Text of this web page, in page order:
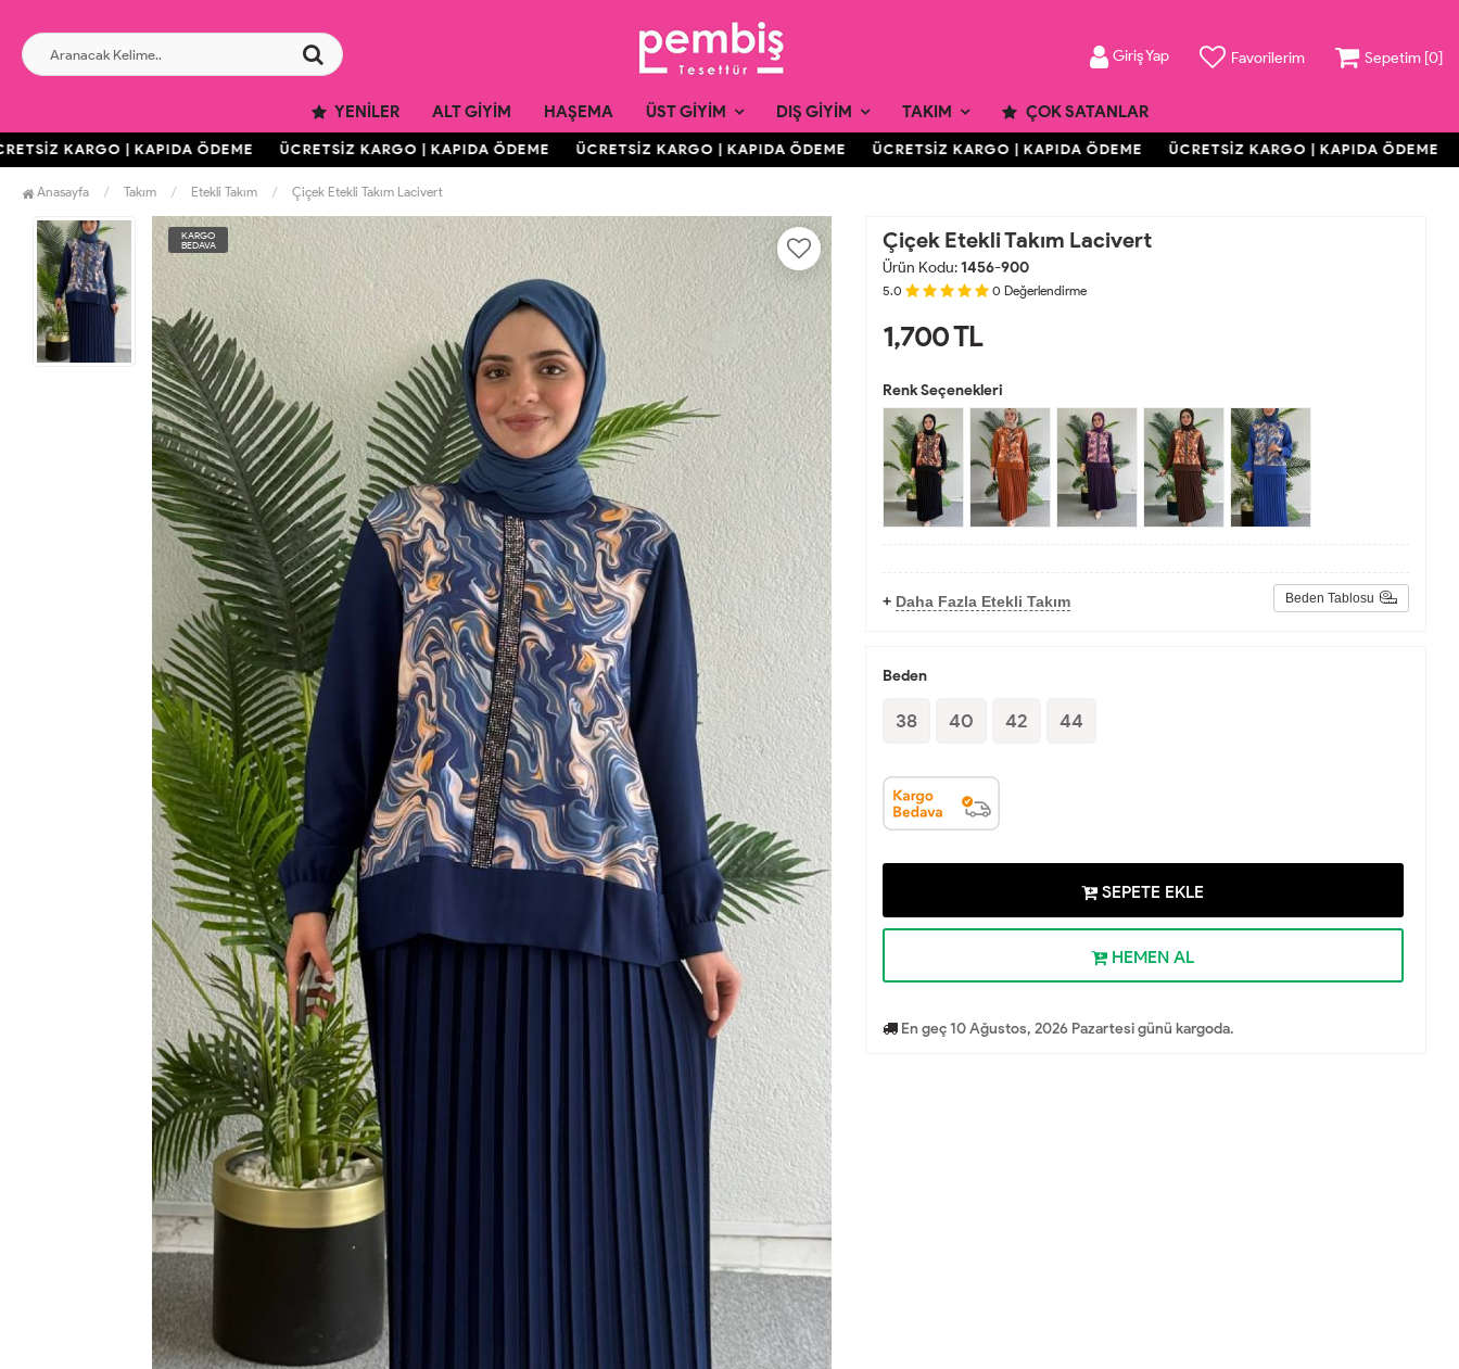
Giriş Yap Favorilerim Sepetim [0]
YENILER ALT GIYIM HAŞEMA ÜST GIYIM DIŞ GIYIM TAKIM ÇOK SATANLAR
KARGO | KAPIDA ÖDEME ÜCRETSİZ KARGO | KAPIDA ÖDEME ÜCRETSİZ KARGO | KAPIDA ÖDEME ÜCRETSİZ KARGO | KAPIDA ÖDEME ÜCRETSİZ KARGO | KAPIDA ÖDEME
Anasayfa Takım Etekli Takım Çiçek Etekli Takım Lacivert
KARGO
BEDAVA
Çiçek Etekli Takım Lacivert
Ürün Kodu:1456-900
5.0 0 Değerlendirme
1,700TL
Renk Seçenekleri
+ Daha Fazla Etekli Takım Beden Tablosu
Beden
38 40 42 44
SEPETE EKLE
HEMEN AL
En geç 10 Ağustos, 2026 Pazartesi günü kargoda.